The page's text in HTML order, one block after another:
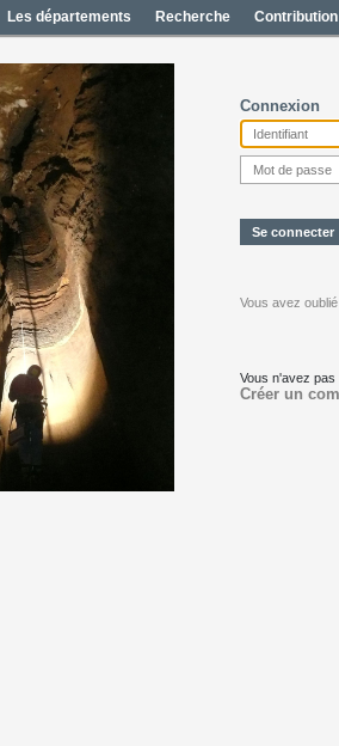
Les départements Recherche Contribution
Connexion
Vous avez
Vous n'avez
Créer un